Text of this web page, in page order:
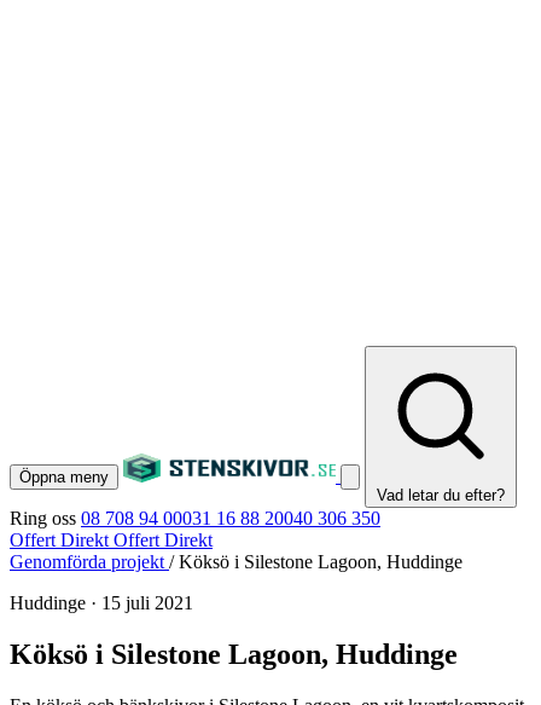
Öppna meny
Vad letar du efter?
Ring oss 08 708 94 00031 16 88 20040 306 350
Offert Direkt Offert Direkt
Genomförda projekt / Köksö i Silestone Lagoon, Huddinge
Huddinge · 15 juli 2021
Köksö i Silestone Lagoon, Huddinge